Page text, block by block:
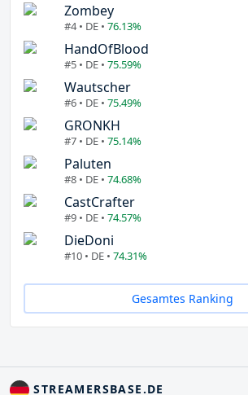
Zombey
#4 • DE • 76.13%
HandOfBlood
#5 • DE • 75.59%
Wautscher
#6 • DE • 75.49%
GRONKH
#7 • DE • 75.14%
Paluten
#8 • DE • 74.68%
CastCrafter
#9 • DE • 74.57%
DieDoni
#10 • DE • 74.31%
Gesamtes Ranking
STREAMERSBASE.DE